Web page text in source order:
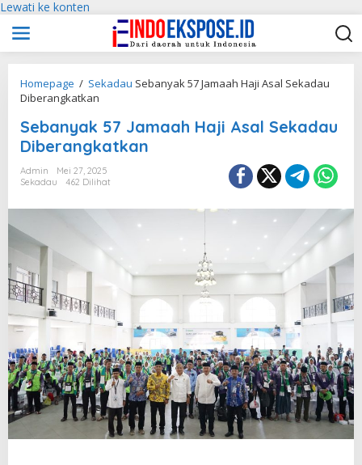
Lewati ke konten
Homepage / Sekadau Sebanyak 57 Jamaah Haji Asal Sekadau
Diberangkatkan
Sebanyak 57 Jamaah Haji Asal Sekadau
Diberangkatkan
Admin
Mei 27, 2025
Sekadau
462 Dilihat